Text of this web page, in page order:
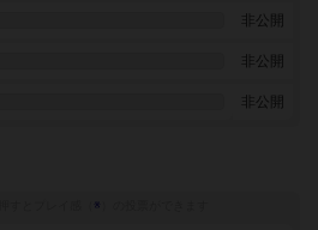
非公開
非公開
非公開
※